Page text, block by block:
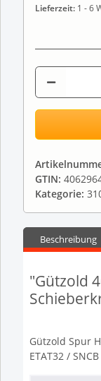
Lieferzeit: 1 - 6
GTIN:
Kategorie:
Beschreibung
"Gützold
Gützold Spur
ETAT32 /